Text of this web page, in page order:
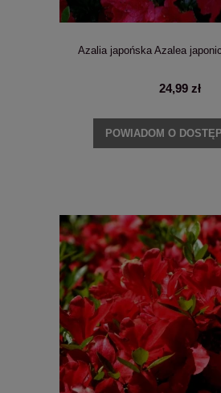
Azalia japońska Azalea
24,99 zł
POWIADOM O